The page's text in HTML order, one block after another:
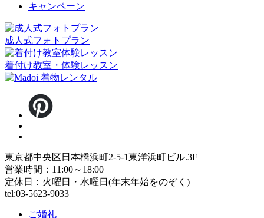
キャンペーン
成人式フォトプラン
着付け教室・体験レッスン
東京都中央区日本橋浜町2-5-1東洋浜町ビル.3F
営業時間：11:00～18:00
定休日：火曜日・水曜日(年末年始をのぞく)
tel:03-5623-9033
ご婚礼